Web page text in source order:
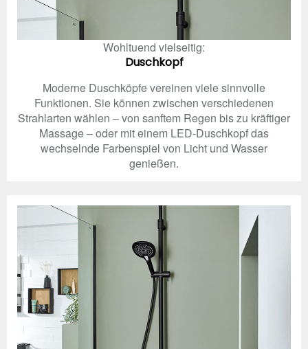
Wohltuend vielseitig:
Duschkopf
Moderne Duschköpfe vereinen viele sinnvolle
Funktionen. Sie können zwischen verschiedenen
Strahlarten wählen – von sanftem Regen bis zu kräftiger
Massage – oder mit einem LED-Duschkopf das
wechselnde Farbenspiel von Licht und Wasser
genießen.